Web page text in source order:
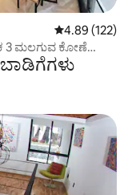
5 ರಲ್ಲಿ 4.89
4.89 (122)
3 ಮಲಗುವ ಕೋಣೆ